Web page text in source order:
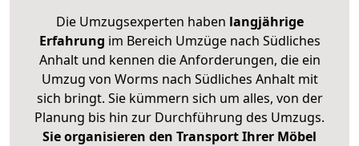
Die Umzugsexperten haben langjährige
Erfahrung im Bereich Umzüge nach Südliches
Anhalt und kennen die Anforderungen, die ein
Umzug von Worms nach Südliches Anhalt mit
sich bringt. Sie kümmern sich um alles, von der
Planung bis hin zur Durchführung des Umzugs.
Sie organisieren den Transport Ihrer Möbel